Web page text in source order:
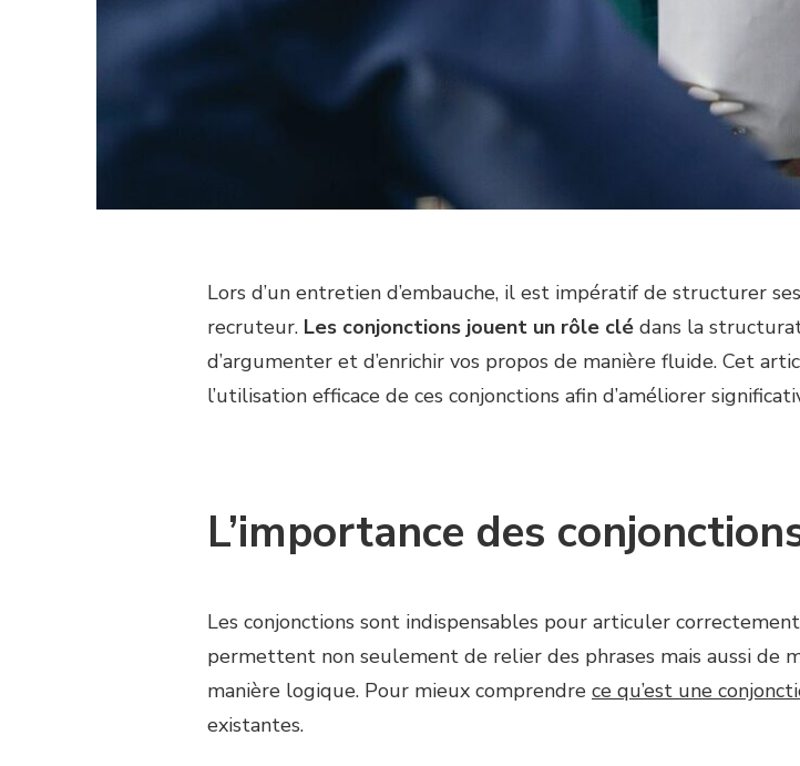
Lors d’un entretien d’embauche, il est impératif de structurer
recruteur. Les conjonctions jouent un rôle clé dans la
d’argumenter et d’enrichir vos propos de manière fluide. Cet
l’utilisation efficace de ces conjonctions afin d’améliorer
L’importance des
Les conjonctions sont indispensables pour articuler
permettent non seulement de relier des phrases mais aussi de
manière logique. Pour mieux comprendre ce qu’est une
existantes.